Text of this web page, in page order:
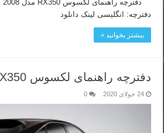
دفترچه: انگلیسی لینک دانلود
بیشتر بخوانید »
دفترچه راهنمای لکسوس RX350 مدل 2013
24 جولای 2020 0